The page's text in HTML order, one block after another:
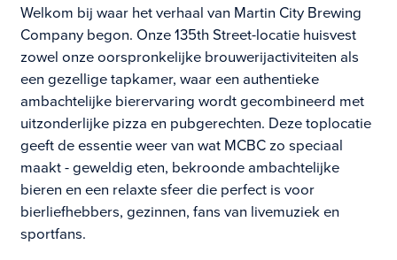
Welkom bij waar het verhaal van Martin City Brewing
Company begon. Onze 135th Street-locatie huisvest
zowel onze oorspronkelijke brouwerijactiviteiten als
een gezellige tapkamer, waar een authentieke
ambachtelijke bierervaring wordt gecombineerd met
uitzonderlijke pizza en pubgerechten. Deze toplocatie
geeft de essentie weer van wat MCBC zo speciaal
maakt - geweldig eten, bekroonde ambachtelijke
bieren en een relaxte sfeer die perfect is voor
bierliefhebbers, gezinnen, fans van livemuziek en
sportfans.